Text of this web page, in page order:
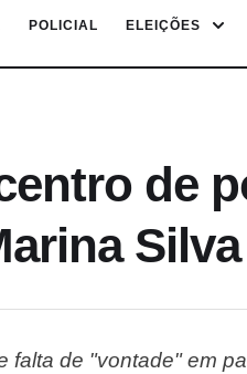
POLICIAL ELEIÇÕES
de
Silva
falta de "vontade" em